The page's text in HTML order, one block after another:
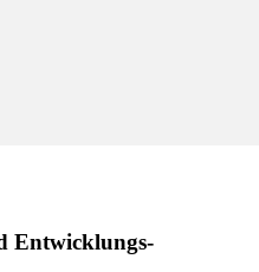
Entwicklungs­